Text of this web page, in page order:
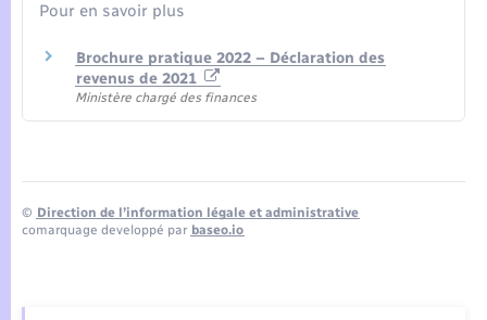
Pour en savoir plus
Brochure pratique 2022 – Déclaration des
revenus de 2021
Ministère chargé des finances
© Direction de l’information légale et administrative
comarquage developpé par baseo.io